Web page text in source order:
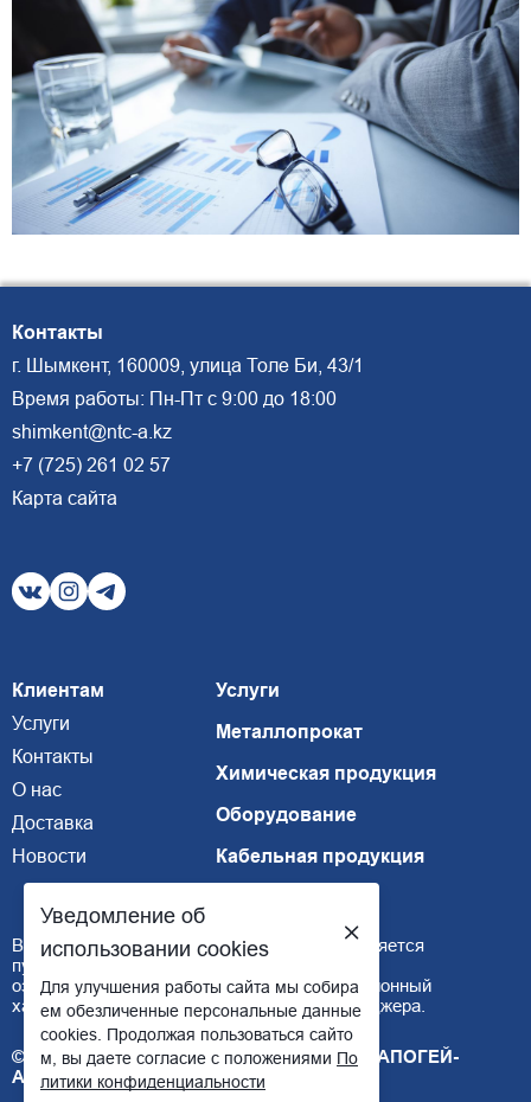
Контакты
г. Шымкент, 160009, улица Толе Би, 43/1
Время работы: Пн-Пт с 9:00 до 18:00
shimkent@ntc-a.kz
+7 (725) 261 02 57
Карта сайта
Клиентам
Услуги
Контакты
О нас
Доставка
Новости
Услуги
Металлопрокат
Химическая продукция
Оборудование
Кабельная продукция
Внимание, размещенная информация не является
публичной офертой, подробнее можно
ознакомитьсяздесь. Цены носят информационный
характер, наличие товара уточняйте у менеджера.
© ТОО "НАУЧНО-ТЕХНИЧЕСКИЙ ЦЕНТР "АПОГЕЙ-
АСТАНА"
Уведомление об
использовании cookies
Для улучшения работы сайта мы собира
ем обезличенные персональные данные
cookies. Продолжая пользоваться сайто
м, вы даете согласие с положениями По
литики конфиденциальности